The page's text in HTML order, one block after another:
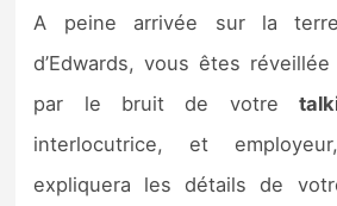
Bons plans
A peine arrivée sur la
d’Edwards, vous êtes
par le bruit de votre
interlocutrice, et
expliquera les détails de